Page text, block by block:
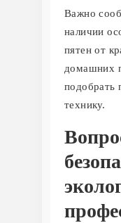
Важно
наличии
пятен от
домашних
подобрать
технику.